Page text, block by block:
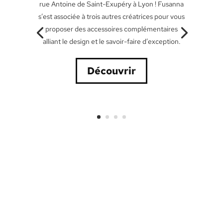
rue Antoine de Saint-Exupéryà Lyon ! Fusanna
s’est associée à trois autres créatrices pour vous
proposer des accessoires complémentaires
alliant le design et le savoir-faire d’exception.
Découvrir
La référence lyonnaise du sur mesure depuis
1996. Nous réaliserons pour vous un costume,
un manteau et une chemise au tombé
impeccable. Notre expertise vous garantit un
résultat inégalable, entièrement sur mesure.